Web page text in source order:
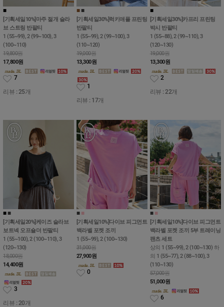
■
[기획세일10%]마주 절개 슬라
브 스트링 반팔티
1 (55~99), 2 (99~100), 3
(100~110)
19,800원
17,800원
7
리뷰 : 25개
■■
[기획세일30%]럭키애플 프린팅
반팔티
1 (55~99), 2 (99~100), 3
(110~120)
19,000원
13,300원
1
리뷰 : 17개
■
[기획세일30%]카프리 프린팅
박시 반팔티
1 (55~88), 2 (99~110), 3
(120~130)
19,000원
13,300원
2
리뷰 : 22개
■■
[기획세일20%]케이즈 슬라브
보트넥 오프숄더 반팔티
1 (55~100), 2 (100~110), 3
(120~130)
18,000원
14,400원
3
리뷰 : 20개
■ ■
[기획세일10%]다이브 피그먼트
백라벨 포켓 조끼
1 (55~99), 2 (100~130)
31,000원
27,900원
0
■ ■
[기획세일10%]다이브 피그먼트
백라벨 포켓 조끼 5부 트레이닝
팬츠 세트
상의 1 (55~99), 2 (100~130) 하
의 1 (55~77), 2 (88~100), 3
(110~130)
57,000원
51,000원
6